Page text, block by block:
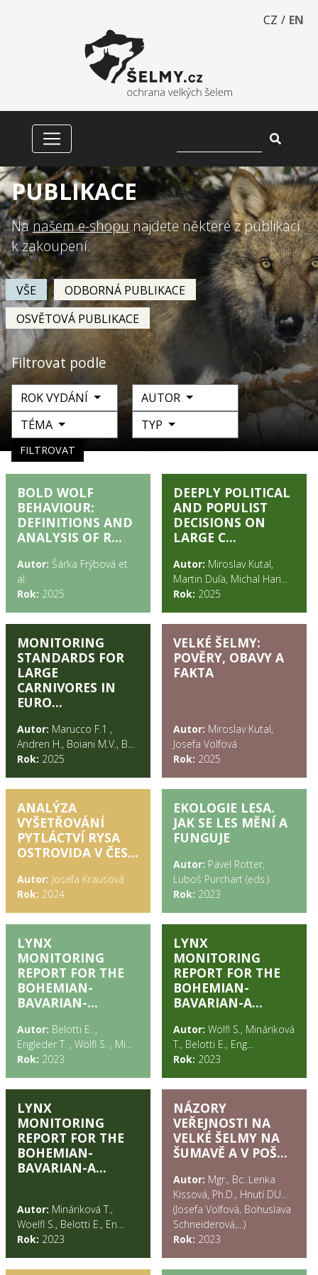
CZ / EN
PUBLIKACE
Nanašem e-shopunajdete některé z publikací
k zakoupení.
VŠE
ODBORNÁ PUBLIKACE
OSVĚTOVÁ PUBLIKACE
Filtrovat podle
ROK VYDÁNÍ
AUTOR
TÉMA
TYP
FILTROVAT
BOLD WOLF
BEHAVIOUR:
DEFINITIONS AND
ANALYSIS OF R...
Autor: Šárka Frýbová et
al.
Rok: 2025
DEEPLY POLITICAL
AND POPULIST
DECISIONS ON
LARGE C...
Autor: Miroslav Kutal,
Martin Duľa, Michal Hari...
Rok: 2025
MONITORING
STANDARDS FOR
LARGE
CARNIVORES IN
EURO...
Autor: Marucco F.1 ,
Andren H., Boiani M.V., B...
Rok: 2025
VELKÉ ŠELMY:
POVĚRY, OBAVY A
FAKTA
Autor: Miroslav Kutal,
Josefa Volfová
Rok: 2025
ANALÝZA
VYŠETŘOVÁNÍ
PYTLÁCTVÍ RYSA
OSTROVIDA V ČES...
Autor: Josefa Krausová
Rok: 2024
EKOLOGIE LESA.
JAK SE LES MĚNÍ A
FUNGUJE
Autor: Pavel Rotter,
Luboš Purchart (eds.)
Rok: 2023
LYNX
MONITORING
REPORT FOR THE
BOHEMIAN-
BAVARIAN-...
Autor: Belotti E. ,
Engleder T. , Wölfl S. , Mi...
Rok: 2023
LYNX
MONITORING
REPORT FOR THE
BOHEMIAN-
BAVARIAN-A...
Autor: Wölfl S., Mináriková
T., Belotti E., Eng...
Rok: 2023
LYNX
MONITORING
REPORT FOR THE
BOHEMIAN-
BAVARIAN-A...
Autor: Mináriková T.,
Woelfl S., Belotti E., En...
Rok: 2023
NÁZORY
VEŘEJNOSTI NA
VELKÉ ŠELMY NA
ŠUMAVĚ A V POŠ...
Autor: Mgr., Bc. Lenka
Kissová, Ph.D., Hnutí DU...
(Josefa Volfová, Bohuslava
Schneiderová,...)
Rok: 2023